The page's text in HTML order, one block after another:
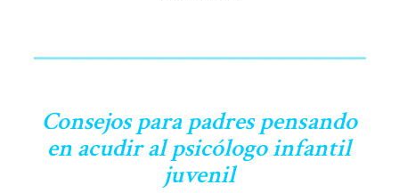
Consejos para padres pensando
en acudir al psicólogo infantil
juvenil